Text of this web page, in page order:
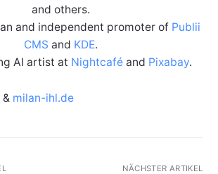
and others.
and independent promoter of Publii
CMS and KDE.
AI artist at Nightcaféand Pixabay.
& milan-ihl.de
NÄCHSTER ARTIKEL